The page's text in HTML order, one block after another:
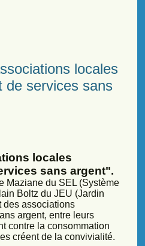
locales
de services sans
locales
sans argent".
Maziane du SEL (Système
Boltz du JEU (Jardin
des associations
argent, entre leurs
contre la consommation
créent de la convivialité.